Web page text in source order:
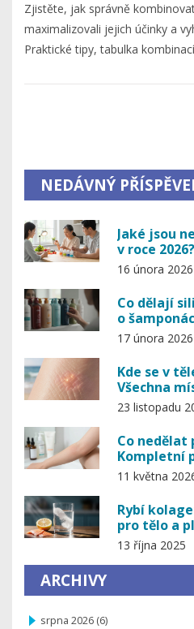
Zjistěte, jak správně
maximalizovali jejich účinky a
Praktické tipy, tabulka
NEDÁVNÝ
Jaké jsou
v roce
podle věku,
16 února 2026
Co dělají
o
17 února 2026
Kde se v
Všechna
proč je
23 listopadu
Co nedělat
Kompletní
kůži bez
11 května
Rybí
pro tělo a
13 října 2025
ARCHIVY
srpna 2026 (6)